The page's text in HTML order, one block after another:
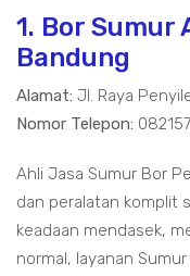
1. Bor Sumur
Bandung
Alamat: Jl. Raya
Nomor Telepon:
Ahli Jasa Sumur Bor
dan peralatan komplit
keadaan mendasek,
normal, layanan